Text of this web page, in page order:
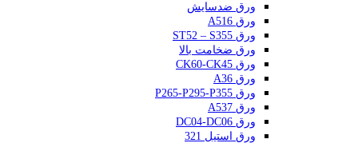
ورق ضدسایش
ورق A516
ورق ST52 – S355
ورق ضخامت بالا
ورق CK60-CK45
ورق A36
ورق P265-P295-P355
ورق A537
ورق DC04-DC06
ورق استیل 321